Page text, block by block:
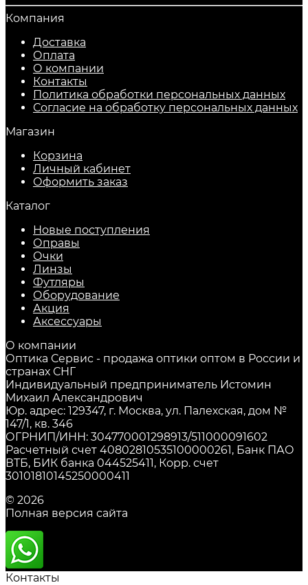
Компания
Доставка
Оплата
О компании
Контакты
Политика обработки персональных данных
Согласие на обработку персональных данных
Магазин
Корзина
Личный кабинет
Оформить заказ
Каталог
Новые поступления
Оправы
Очки
Линзы
Футляры
Оборудование
Акция
Аксессуары
О компании
Оптика Сервис - продажа оптики оптом в России и
странах СНГ
Индивидуальный предприниматель Истомин
Михаил Александрович
Юр. адрес: 129347, г. Москва, ул. Палехская, дом №
147/1, кв. 346
ОГРНИП/ИНН: 304770001298913/511000091602
Расчетный счет 40802810535100000261, Банк ПАО
ВТБ, БИК банка 044525411, Корр. счет
30101810145250000411
© 2026
Полная версия сайта
Контакты